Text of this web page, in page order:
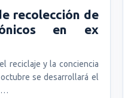
recolección de
en ex
reciclaje y la conciencia
se desarrollará el